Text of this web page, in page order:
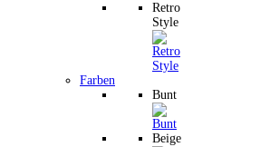
Retro
Style
Farben
Bunt
Beige